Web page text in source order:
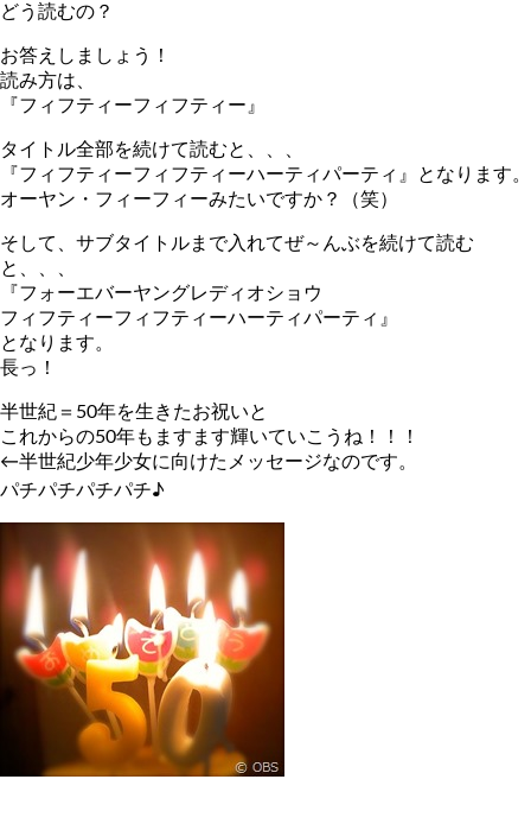
どう読むの？
お答えしましょう！
読み方は、
『フィフティーフィフティー』
タイトル全部を続けて読むと、、、
『フィフティーフィフティーハーティパーティ』となります。
オーヤン・フィーフィーみたいですか？（笑）
そして、サブタイトルまで入れてぜ～んぶを続けて読む
と、、、
『フォーエバーヤングレディオショウ
フィフティーフィフティーハーティパーティ』
となります。
長っ！
半世紀＝50年を生きたお祝いと
これからの50年もますます輝いていこうね！！！
←半世紀少年少女に向けたメッセージなのです。
パチパチパチパチ♪